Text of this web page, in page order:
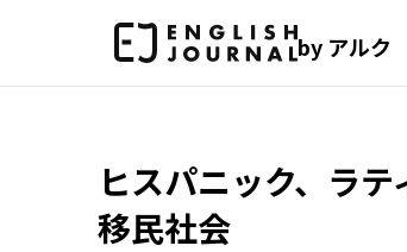
by アルク
ヒスパニック、ラ
移民社会